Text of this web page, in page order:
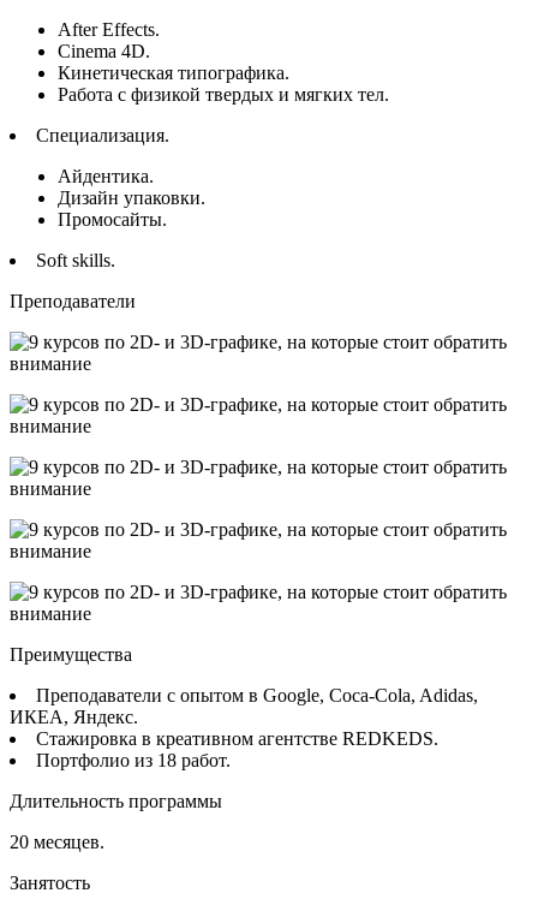
After Effects.
Cinema 4D.
Кинетическая типографика.
Работа с физикой твердых и мягких тел.
Специализация.
Айдентика.
Дизайн упаковки.
Промосайты.
Soft skills.
Преподаватели
Преимущества
Преподаватели с опытом в Google, Coca-Cola, Adidas,
ИКЕА, Яндекс.
Стажировка в креативном агентстве REDKEDS.
Портфолио из 18 работ.
Длительность программы
20 месяцев.
Занятость